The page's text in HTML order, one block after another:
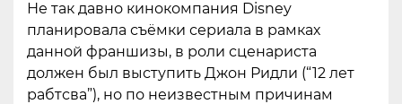
Не так давно кинокомпания Disney
планировала съёмки сериала в рамках
данной франшизы, в роли сценариста
должен был выступить Джон Ридли (“12 лет
рабтсва”), но по неизвестным причинам